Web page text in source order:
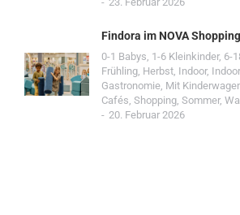
Findora im NOVA
0-1 Babys, 1-6 Kleinkinder, 6-
Frühling, Herbst, Indoor,
Gastronomie, Mit
Cafés, Shopping, Sommer,
20. Februar 2026